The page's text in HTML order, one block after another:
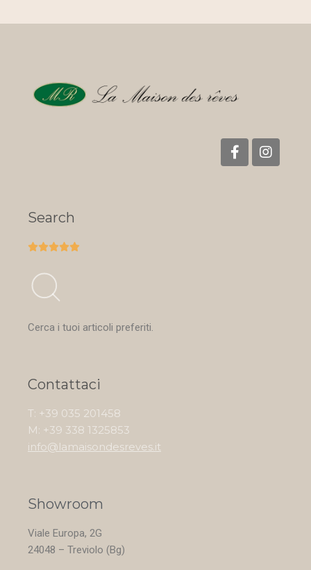
Search

Cerca i tuoi articoli preferiti.
Contattaci
T: +39 035 201458
M: +39 338 1325853
info@lamaisondesreves.it
Showroom
Viale Europa, 2G
24048 – Treviolo (Bg)